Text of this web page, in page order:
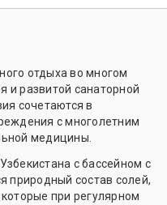
отдыха во многом
и развитой санаторной
сочетаются в
с многолетним
медицины.
с бассейном с
природный состав солей,
при регулярном